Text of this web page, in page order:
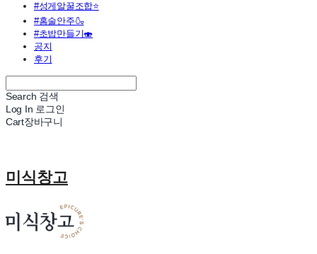
#성게알꿀조합⭐
#홈술안주🍶
#초밥만들기🍣
공지
후기
Search 검색
Log In 로그인
Cart장바구니
미식창고